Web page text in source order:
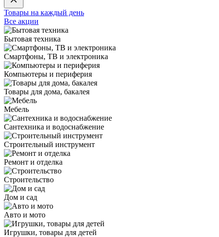
Товары на каждый день
Все акции
Бытовая техника
Смартфоны, ТВ и электроника
Компьютеры и периферия
Товары для дома, бакалея
Мебель
Сантехника и водоснабжение
Строительный инструмент
Ремонт и отделка
Строительство
Дом и сад
Авто и мото
Игрушки, товары для детей